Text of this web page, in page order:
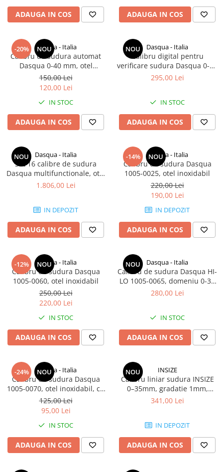
ADAUGA IN COS ADAUGA IN COS
-20% NOU
Dasqua - Italia
Calibru de sudura automat
Dasqua 0-40 mm, otel
inoxidabil, multifunctional
150,00 Lei
120,00 Lei
IN STOC
ADAUGA IN COS
NOU Dasqua - Italia
Calibru digital pentru
verificare sudura Dasqua 0-20
mm, unghiuri 60° 70° 80° 90°,
295,00 Lei
IN STOC
ADAUGA IN COS
NOU Dasqua - Italia
Set 16 calibre de sudura
Dasqua multifunctionale, otel
inoxidabil
1.806,00 Lei
IN DEPOZIT
ADAUGA IN COS
-14% NOU
Dasqua - Italia
Calibru de sudura Dasqua
1005-0025, otel inoxidabil
220,00 Lei
190,00 Lei
IN DEPOZIT
ADAUGA IN COS
-12% NOU
Dasqua - Italia
Calibru de sudura Dasqua
1005-0060, otel inoxidabil
250,00 Lei
220,00 Lei
IN STOC
ADAUGA IN COS
NOU Dasqua - Italia
Calibru de sudura Dasqua HI-
LO 1005-0065, domeniu 0-30
mm, otel inoxidabil
280,00 Lei
IN STOC
ADAUGA IN COS
-24% NOU
Dasqua - Italia
Calibru de sudura Dasqua
1005-0070, otel inoxidabil, cu
blocare indicator
125,00 Lei
95,00 Lei
IN STOC
ADAUGA IN COS
NOU INSIZE
Calibru liniar sudura INSIZE
0–35mm, gradatie 1mm,
precizie +/-0,5mm, otel
341,00 Lei
IN DEPOZIT
ADAUGA IN COS